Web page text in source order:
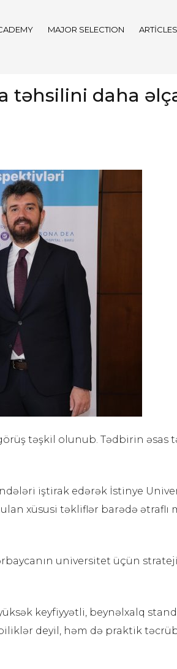
MAJOR SELECTION ARTICLES
təhsilini daha
təşkil olunub. Tədbirin əsas
iştirak edərək İstinye
xüsusi təkliflər barədə ətraflı
universitet üçün
keyfiyyətli, beynəlxalq
deyil, həm də praktik